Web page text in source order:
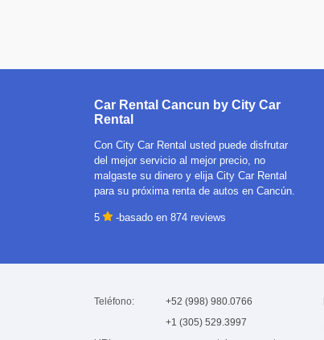
Car Rental Cancun by City Car
Rental
Con City Car Rental usted puede disfrutar
del mejor servicio al mejor precio, no
malgaste su dinero y elija City Car Rental
para su próxima renta de autos en Cancún.
5 -basado en 874 reviews
Teléfono:
+52 (998) 980.0766
+1 (305) 529.3997